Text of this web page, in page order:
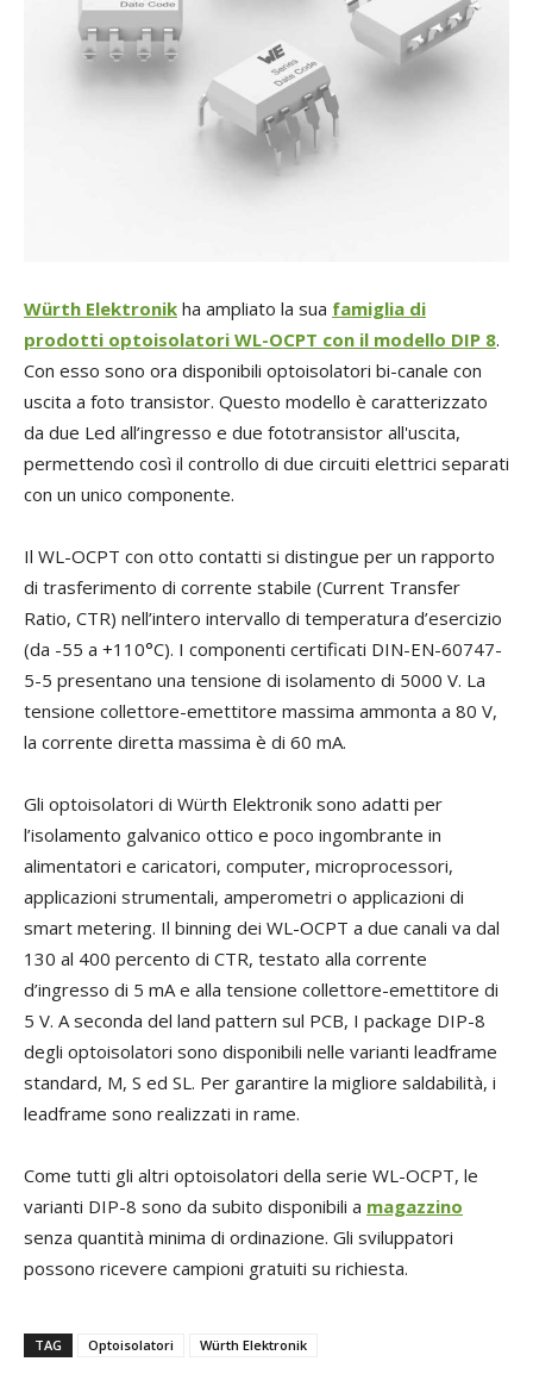
Würth Elektronik ha ampliato la sua famiglia di
prodotti optoisolatori WL-OCPT con il modello DIP 8.
Con esso sono ora disponibili optoisolatori bi-canale con
uscita a foto transistor. Questo modello è caratterizzato
da due Led all’ingresso e due fototransistor all'uscita,
permettendo così il controllo di due circuiti elettrici separati
con un unico componente.
Il WL-OCPT con otto contatti si distingue per un rapporto
di trasferimento di corrente stabile (Current Transfer
Ratio, CTR) nell’intero intervallo di temperatura d’esercizio
(da -55 a +110°C). I componenti certificati DIN-EN-60747-
5-5 presentano una tensione di isolamento di 5000 V. La
tensione collettore-emettitore massima ammonta a 80 V,
la corrente diretta massima è di 60 mA.
Gli optoisolatori di Würth Elektronik sono adatti per
l’isolamento galvanico ottico e poco ingombrante in
alimentatori e caricatori, computer, microprocessori,
applicazioni strumentali, amperometri o applicazioni di
smart metering. Il binning dei WL-OCPT a due canali va dal
130 al 400 percento di CTR, testato alla corrente
d’ingresso di 5 mA e alla tensione collettore-emettitore di
5 V. A seconda del land pattern sul PCB, I package DIP-8
degli optoisolatori sono disponibili nelle varianti leadframe
standard, M, S ed SL. Per garantire la migliore saldabilità, i
leadframe sono realizzati in rame.
Come tutti gli altri optoisolatori della serie WL-OCPT, le
varianti DIP-8 sono da subito disponibili a magazzino
senza quantità minima di ordinazione. Gli sviluppatori
possono ricevere campioni gratuiti su richiesta.
TAG Optoisolatori Würth Elektronik